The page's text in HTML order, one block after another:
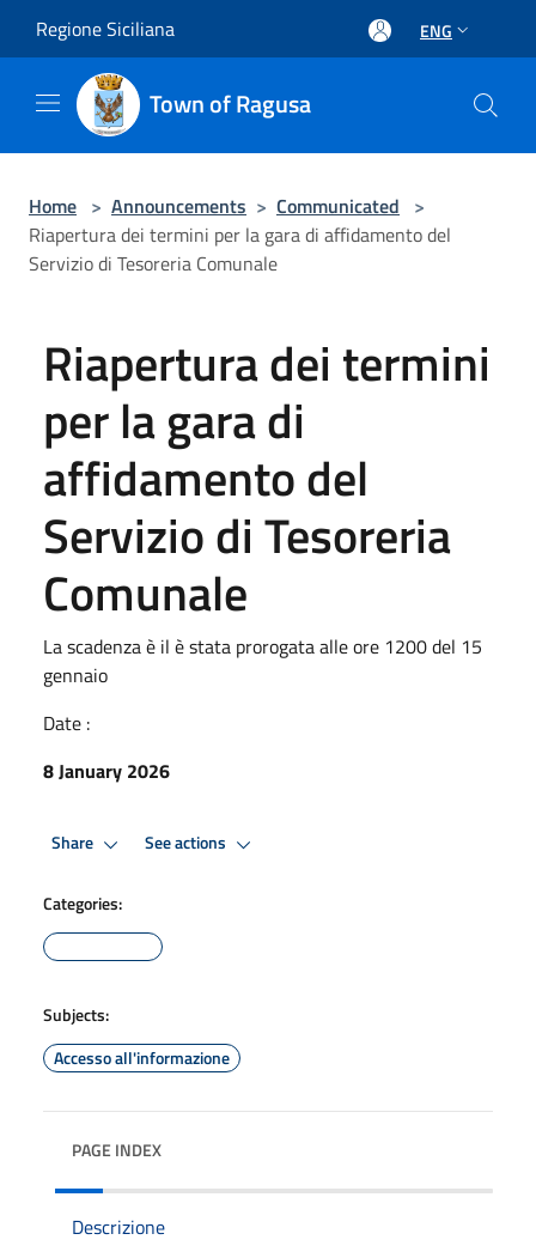
Regione Siciliana ENG
Town of Ragusa
Home > Announcements > Communicated >
Riapertura dei termini per la gara di affidamento del
Servizio di Tesoreria Comunale
Riapertura dei termini
per la gara di
affidamento del
Servizio di Tesoreria
Comunale
La scadenza è il è stata prorogata alle ore 1200 del 15
gennaio
Date :
8 January 2026
Share See actions
Categories:
Subjects:
Accesso all'informazione
PAGE INDEX
Descrizione